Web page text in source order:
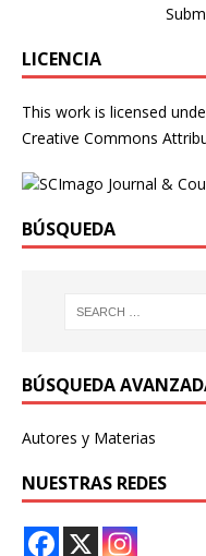
LICENCIA
This work is licensed
Creative Commons
BÚSQUEDA
BÚSQUEDA
Autores y Materias
NUESTRAS REDES